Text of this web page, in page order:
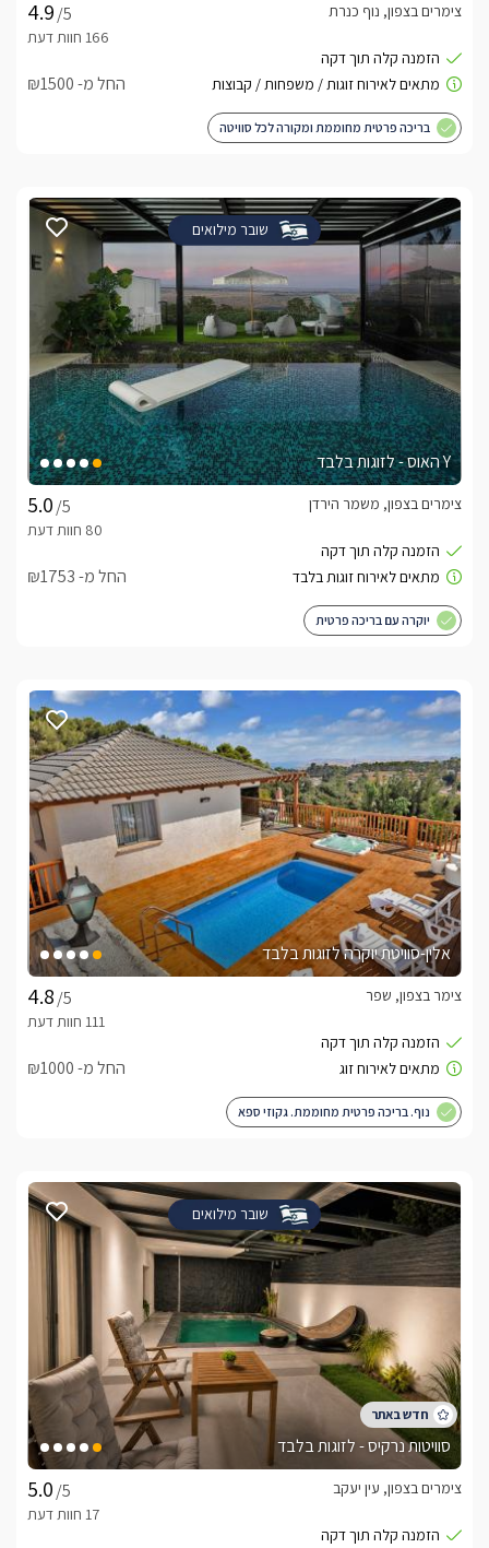
/5 צימרים בצפון, נוף כנרת
החל מ- ₪1500
בריכה פרטית מחוממת ומקורה לכל סוויטה
שובר מילואים
Y האוס - לזוגות בלבד
/5
צימרים בצפון, משמר הירדן
החל מ- ₪1753
יוקרה עם בריכה פרטית
אלין-סוויטת יוקרה לזוגות בלבד
/5
צימר בצפון, שפר
החל מ- ₪1000
נוף. בריכה פרטית מחוממת. גקוזי ספא
שובר מילואים
סוויטות נרקיס - לזוגות בלבד
/5
צימרים בצפון, עין יעקב